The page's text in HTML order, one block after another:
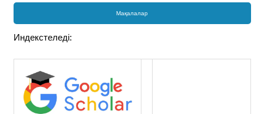
Мақалалар
Индекстеледі: